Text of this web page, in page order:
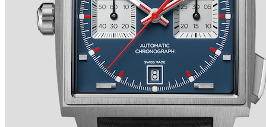
TRADITION SECONDE RÉTROGRADE 7037 de